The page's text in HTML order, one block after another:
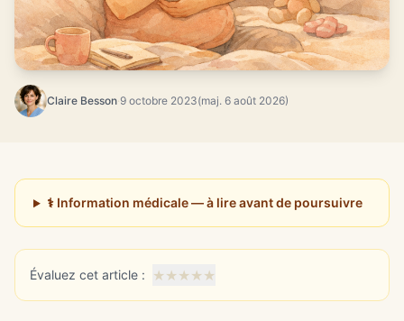
Claire Besson·9 octobre 2023(maj. 6 août 2026)
⚕️ Information médicale — à lire avant de poursuivre
Évaluez cet article : ★★★★★